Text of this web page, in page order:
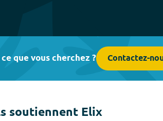
que vous cherchez ? Contactez-
soutiennent Elix